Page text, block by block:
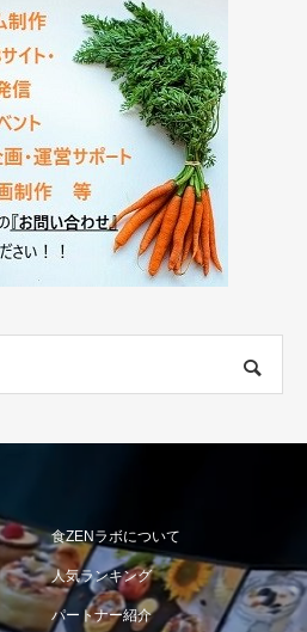
食ZENラボについて
人気ランキング
パートナー紹介